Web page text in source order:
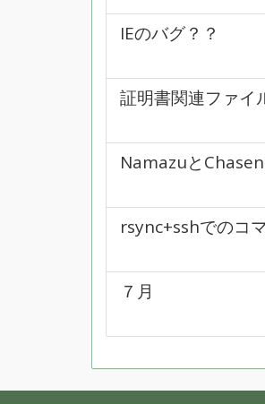
IEのバグ？？
証明書関連ファイ
NamazuとChasen
rsync+sshでのコ
７月